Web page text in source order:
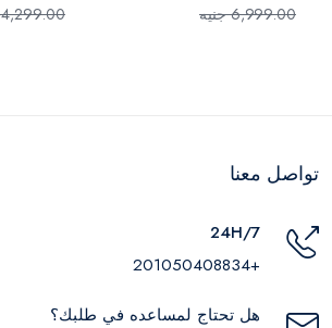
6,999.00 جنيه
4,299.00 جنيه
تواصل معنا
24H/7
+201050408834
هل تحتاج لمساعده في طلبك؟